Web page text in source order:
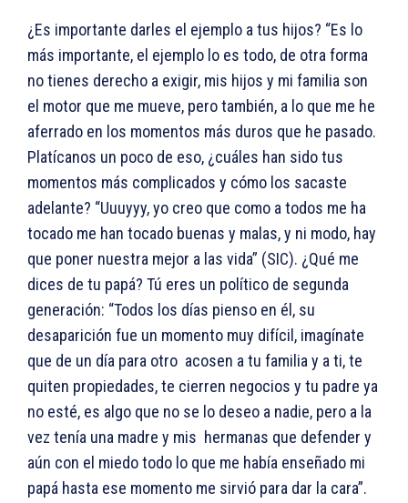
¿Es importante darles el ejemplo a tus hijos? “Es lo
más importante, el ejemplo lo es todo, de otra forma
no tienes derecho a exigir, mis hijos y mi familia son
el motor que me mueve, pero también, a lo que me he
aferrado en los momentos más duros que he pasado.
Platícanos un poco de eso, ¿cuáles han sido tus
momentos más complicados y cómo los sacaste
adelante? “Uuuyyy, yo creo que como a todos me ha
tocado me han tocado buenas y malas, y ni modo, hay
que poner nuestra mejor a las vida” (SIC). ¿Qué me
dices de tu papá? Tú eres un político de segunda
generación: “Todos los días pienso en él, su
desaparición fue un momento muy difícil, imagínate
que de un día para otro acosen a tu familia y a ti, te
quiten propiedades, te cierren negocios y tu padre ya
no esté, es algo que no se lo deseo a nadie, pero a la
vez tenía una madre y mis hermanas que defender y
aún con el miedo todo lo que me había enseñado mi
papá hasta ese momento me sirvió para dar la cara”.